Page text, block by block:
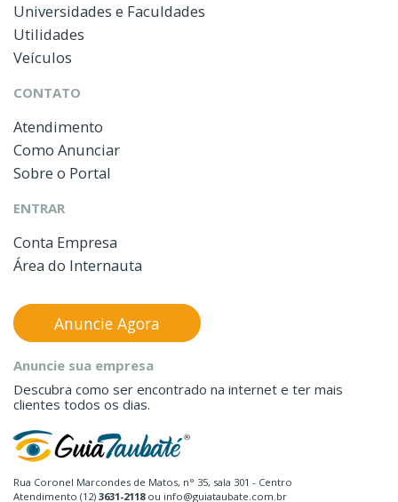
Universidades e Faculdades
Utilidades
Veículos
CONTATO
Atendimento
Como Anunciar
Sobre o Portal
ENTRAR
Conta Empresa
Área do Internauta
Rua Coronel Marcondes de Matos, n° 35, sala 301 - Centro
Atendimento (12) 3631-2118ou info@guiataubate.com.br
Anuncie sua empresa
Descubra como ser encontrado na internet e ter mais
clientes todos os dias.
Anuncie Agora